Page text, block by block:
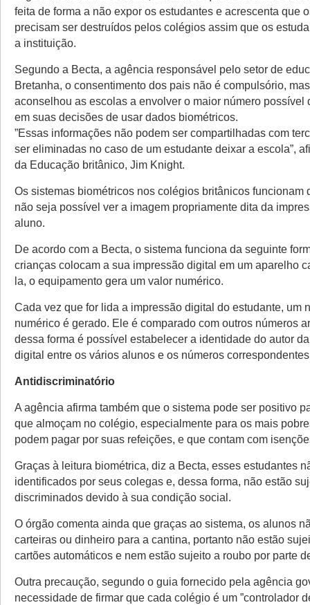
feita de forma a não expor os estudantes e acrescenta que
precisam ser destruídos pelos colégios assim que os
a instituição.
Segundo a Becta, a agência responsável pelo setor de
Bretanha, o consentimento dos pais não é compulsório,
aconselhou as escolas a envolver o maior número possível
em suas decisões de usar dados biométricos.
”Essas informações não podem ser compartilhadas com
ser eliminadas no caso de um estudante deixar a escola”,
da Educação britânico, Jim Knight.
Os sistemas biométricos nos colégios britânicos funcionam
não seja possível ver a imagem propriamente dita da
aluno.
De acordo com a Becta, o sistema funciona da seguinte
crianças colocam a sua impressão digital em um aparelho
la, o equipamento gera um valor numérico.
Cada vez que for lida a impressão digital do estudante, um
numérico é gerado. Ele é comparado com outros números
dessa forma é possível estabelecer a identidade do autor
digital entre os vários alunos e os números
Antidiscriminatório
A agência afirma também que o sistema pode ser positivo
que almoçam no colégio, especialmente para os mais
podem pagar por suas refeições, e que contam com
Graças à leitura biométrica, diz a Becta, esses estudantes
identificados por seus colegas e, dessa forma, não estão
discriminados devido à sua condição social.
O órgão comenta ainda que graças ao sistema, os alunos
carteiras ou dinheiro para a cantina, portanto não estão
cartões automáticos e nem estão sujeito a roubo por parte
Outra precaução, segundo o guia fornecido pela agência
necessidade de firmar que cada colégio é um ”controlador